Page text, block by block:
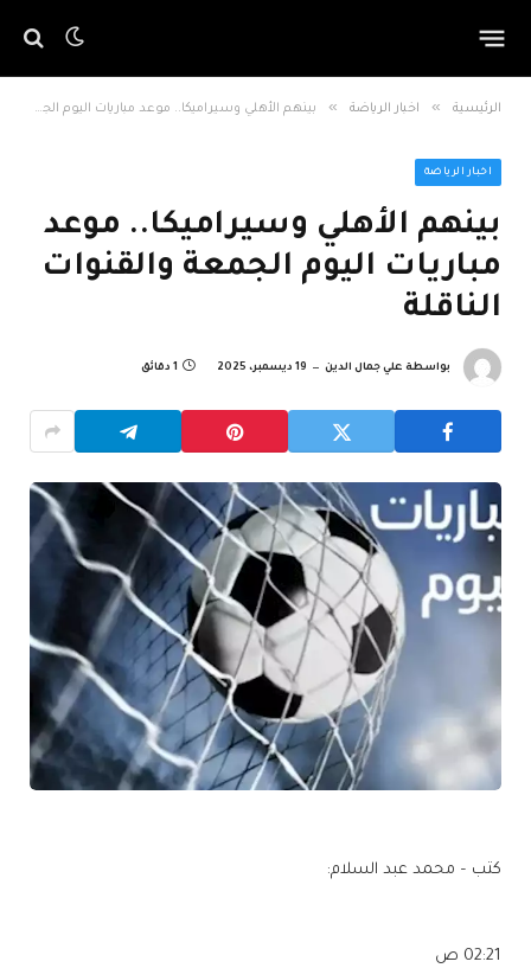
الرئيسية » اخبار الرياضة » بينهم الأهلي وسيراميكا.. موعد مباريات اليوم الجمعة والقنوات الناقلة
اخبار الرياضة
بينهم الأهلي وسيراميكا.. موعد
مباريات اليوم الجمعة والقنوات
الناقلة
بواسطة علي جمال الدين 19 ديسمبر، 2025 1 دقائق
كتب – محمد عبد السلام:
02:21 ص